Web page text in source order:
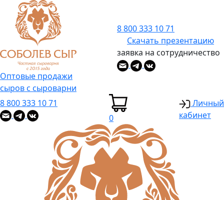
Оптовые продажи
сыров с сыроварни
8 800 333 10 71
Скачать презентацию
заявка на сотрудничество
8 800 333 10 71
0
Личный
кабинет